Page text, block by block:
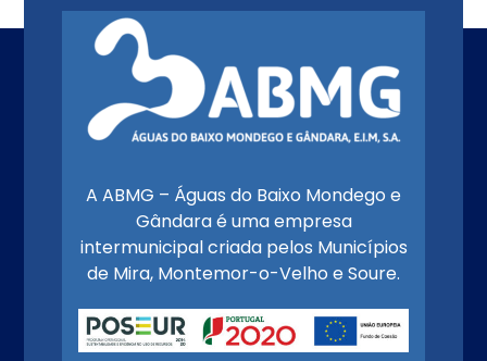
A ABMG – Águas do Baixo Mondego e
Gândara é uma empresa
intermunicipal criada pelos Municípios
de Mira, Montemor-o-Velho e Soure.